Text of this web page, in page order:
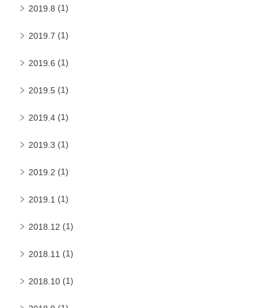
2019.8 (1)
2019.7 (1)
2019.6 (1)
2019.5 (1)
2019.4 (1)
2019.3 (1)
2019.2 (1)
2019.1 (1)
2018.12 (1)
2018.11 (1)
2018.10 (1)